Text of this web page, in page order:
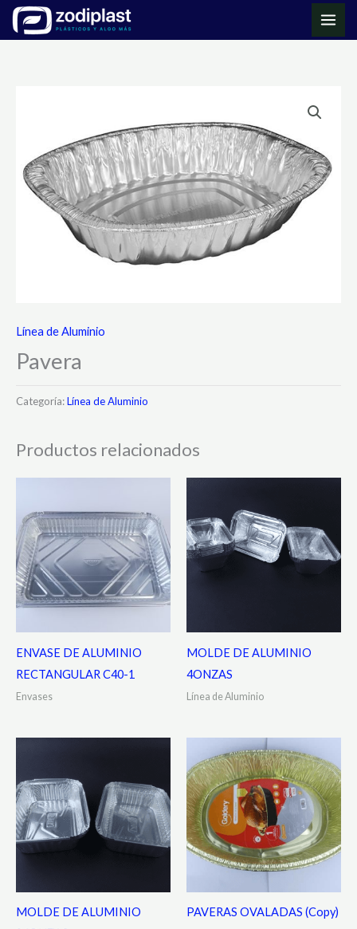
Línea de Aluminio
Pavera
Categoría:Línea de Aluminio
Productos relacionados
ENVASE DE ALUMINIO
RECTANGULAR C40-1
Envases
MOLDE DE ALUMINIO
4ONZAS
Línea de Aluminio
MOLDE DE ALUMINIO
PAVERAS OVALADAS (Copy)